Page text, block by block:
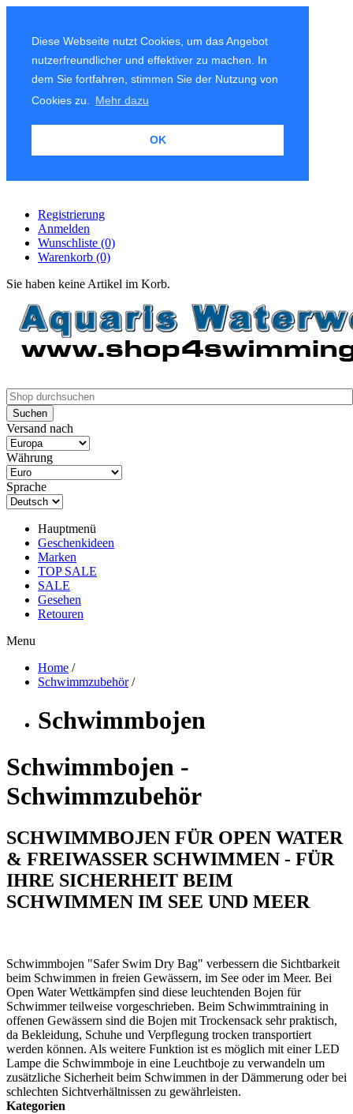
Diese Webseite nutzt Cookies, um das Angebot
nutzerfreundlicher und effektiver zu machen. In
dem Sie fortfahren, stimmen Sie der Nutzung von
Cookies zu.
Mehr dazu
OK
Registrierung
Anmelden
Wunschliste (0)
Warenkorb (0)
Sie haben keine Artikel im Korb.
Versand nach
Währung
Sprache
Hauptmenü
Geschenkideen
Marken
TOP SALE
SALE
Gesehen
Retouren
Menu
Home /
Schwimmzubehör /
Schwimmbojen
Schwimmbojen -
Schwimmzubehör
SCHWIMMBOJEN FÜR OPEN WATER
& FREIWASSER SCHWIMMEN - FÜR
IHRE SICHERHEIT BEIM
SCHWIMMEN IM SEE UND MEER
Schwimmbojen "Safer Swim Dry Bag" verbessern die Sichtbarkeit
beim Schwimmen in freien Gewässern, im See oder im Meer. Bei
Open Water Wettkämpfen sind diese leuchtenden Bojen für
Schwimmer teilweise vorgeschrieben. Beim Schwimmtraining in
offenen Gewässern sind die Bojen mit Trockensack sehr praktisch,
da Bekleidung, Schuhe und Verpflegung trocken transportiert
werden können. Als weitere Funktion ist es möglich mit einer LED
Lampe die Schwimmboje in eine Leuchtboje zu verwandeln um
zusätzliche Sicherheit beim Schwimmen in der Dämmerung oder bei
schlechten Sichtverhältnissen zu gewährleisten.
Kategorien